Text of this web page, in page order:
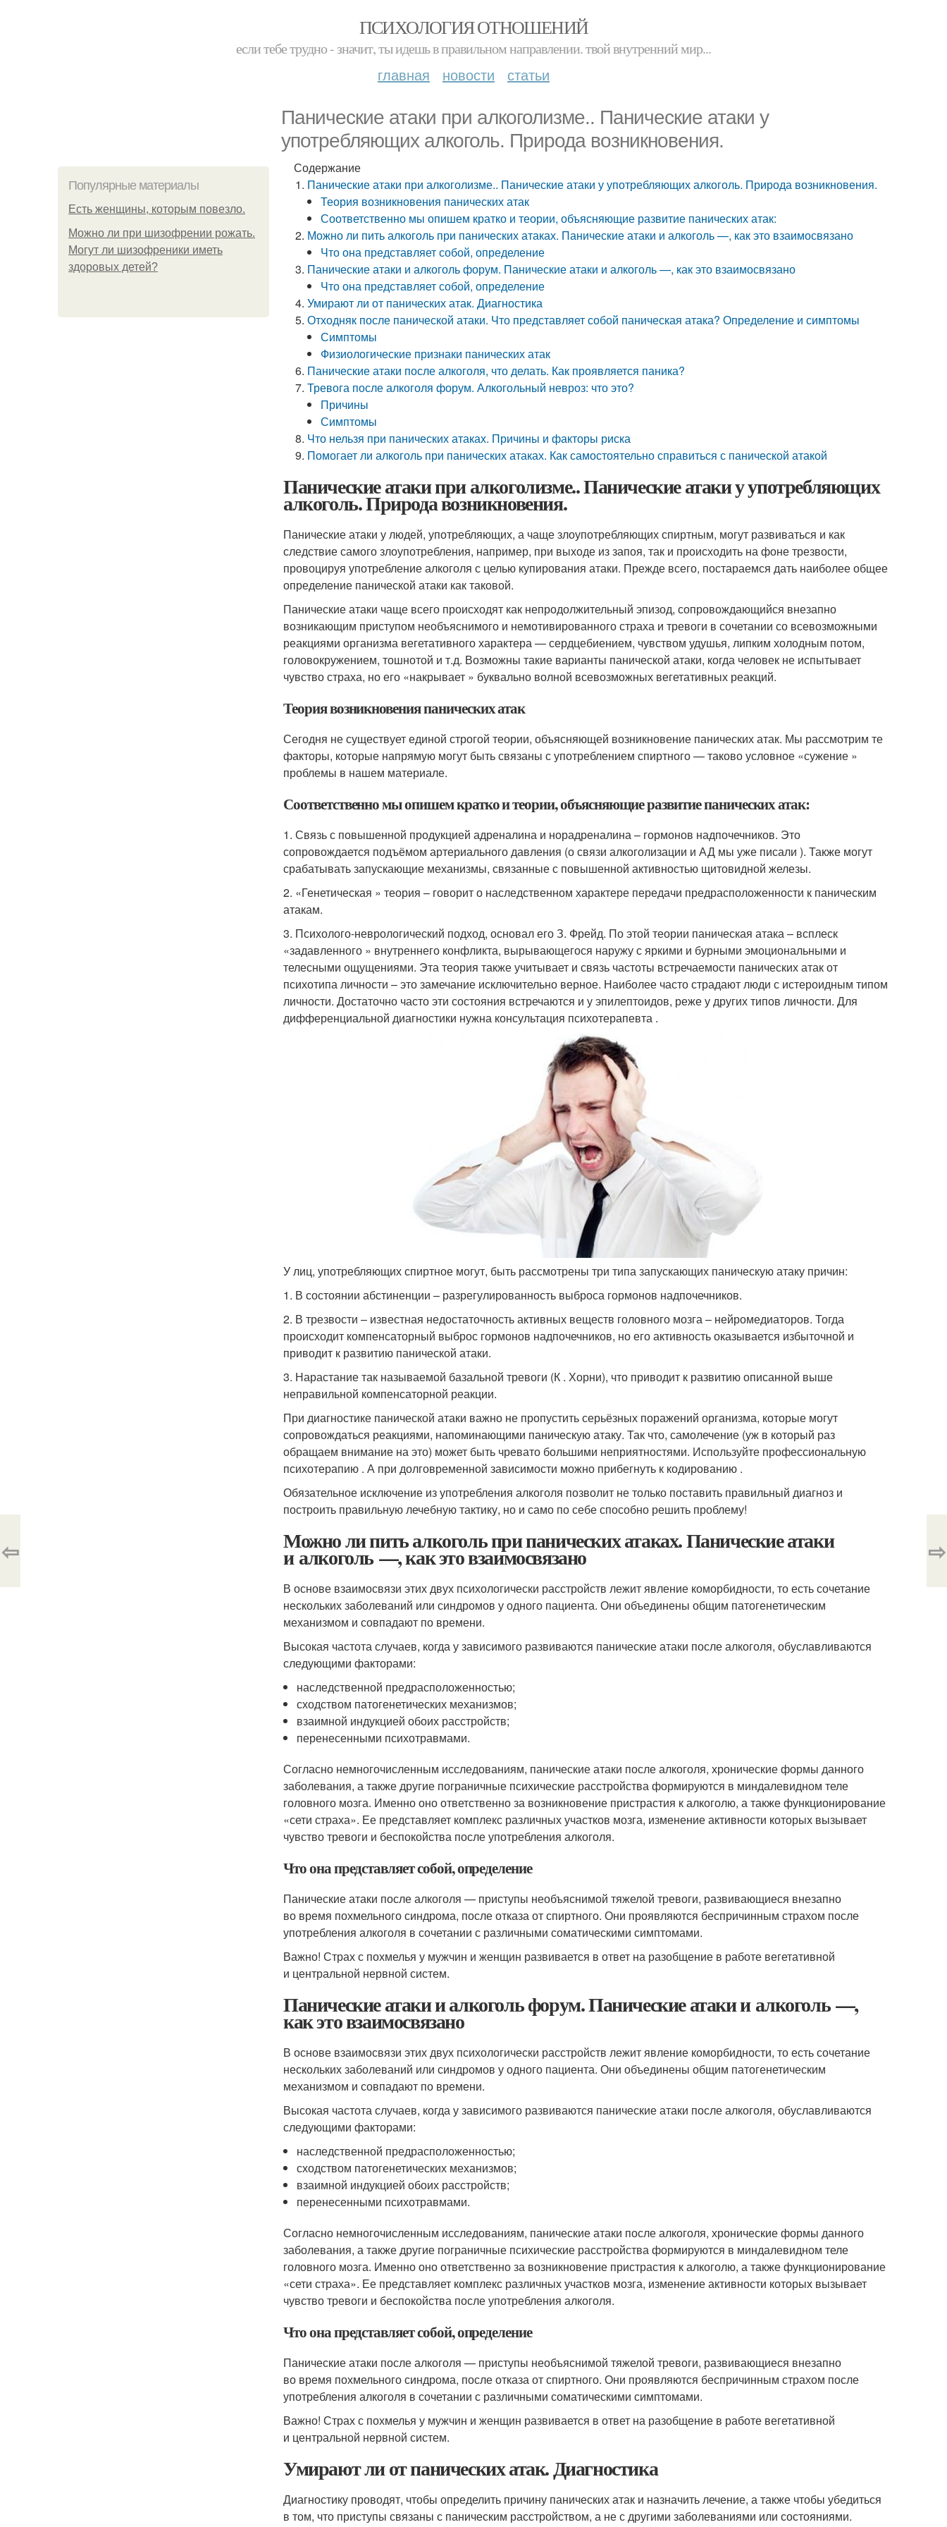
ПСИХОЛОГИЯ ОТНОШЕНИЙ
если тебе трудно - значит, ты идешь в правильном направлении. твой внутренний мир...
главная новости статьи
Панические атаки при алкоголизме.. Панические атаки у
употребляющих алкоголь. Природа возникновения.
Популярные материалы
Есть женщины, которым повезло.
Можно ли при шизофрении рожать.
Могут ли шизофреники иметь
здоровых детей?
Содержание
Панические атаки при алкоголизме.. Панические атаки у употребляющих алкоголь. Природа возникновения.
Теория возникновения панических атак
Соответственно мы опишем кратко и теории, объясняющие развитие панических атак:
Можно ли пить алкоголь при панических атаках. Панические атаки и алкоголь —, как это взаимосвязано
Что она представляет собой, определение
Панические атаки и алкоголь форум. Панические атаки и алкоголь —, как это взаимосвязано
Что она представляет собой, определение
Умирают ли от панических атак. Диагностика
Отходняк после панической атаки. Что представляет собой паническая атака? Определение и симптомы
Симптомы
Физиологические признаки панических атак
Панические атаки после алкоголя, что делать. Как проявляется паника?
Тревога после алкоголя форум. Алкогольный невроз: что это?
Причины
Симптомы
Что нельзя при панических атаках. Причины и факторы риска
Помогает ли алкоголь при панических атаках. Как самостоятельно справиться с панической атакой
Панические атаки при алкоголизме.. Панические атаки у употребляющих
алкоголь. Природа возникновения.
Панические атаки у людей, употребляющих, а чаще злоупотребляющих спиртным, могут развиваться и как
следствие самого злоупотребления, например, при выходе из запоя, так и происходить на фоне трезвости,
провоцируя употребление алкоголя с целью купирования атаки. Прежде всего, постараемся дать наиболее общее
определение панической атаки как таковой.
Панические атаки чаще всего происходят как непродолжительный эпизод, сопровождающийся внезапно
возникающим приступом необъяснимого и немотивированного страха и тревоги в сочетании со всевозможными
реакциями организма вегетативного характера — сердцебиением, чувством удушья, липким холодным потом,
головокружением, тошнотой и т.д. Возможны такие варианты панической атаки, когда человек не испытывает
чувство страха, но его «накрывает » буквально волной всевозможных вегетативных реакций.
Теория возникновения панических атак
Сегодня не существует единой строгой теории, объясняющей возникновение панических атак. Мы рассмотрим те
факторы, которые напрямую могут быть связаны с употреблением спиртного — таково условное «сужение »
проблемы в нашем материале.
Соответственно мы опишем кратко и теории, объясняющие развитие панических атак:
1. Связь с повышенной продукцией адреналина и норадреналина – гормонов надпочечников. Это
сопровождается подъёмом артериального давления (о связи алкоголизации и АД мы уже писали ). Также могут
срабатывать запускающие механизмы, связанные с повышенной активностью щитовидной железы.
2. «Генетическая » теория – говорит о наследственном характере передачи предрасположенности к паническим
атакам.
3. Психолого-неврологический подход, основал его З. Фрейд. По этой теории паническая атака – всплеск
«задавленного » внутреннего конфликта, вырывающегося наружу с яркими и бурными эмоциональными и
телесными ощущениями. Эта теория также учитывает и связь частоты встречаемости панических атак от
психотипа личности – это замечание исключительно верное. Наиболее часто страдают люди с истероидным типом
личности. Достаточно часто эти состояния встречаются и у эпилептоидов, реже у других типов личности. Для
дифференциальной диагностики нужна консультация психотерапевта .
У лиц, употребляющих спиртное могут, быть рассмотрены три типа запускающих паническую атаку причин:
1. В состоянии абстиненции – разрегулированность выброса гормонов надпочечников.
2. В трезвости – известная недостаточность активных веществ головного мозга – нейромедиаторов. Тогда
происходит компенсаторный выброс гормонов надпочечников, но его активность оказывается избыточной и
приводит к развитию панической атаки.
3. Нарастание так называемой базальной тревоги (К . Хорни), что приводит к развитию описанной выше
неправильной компенсаторной реакции.
При диагностике панической атаки важно не пропустить серьёзных поражений организма, которые могут
сопровождаться реакциями, напоминающими паническую атаку. Так что, самолечение (уж в который раз
обращаем внимание на это) может быть чревато большими неприятностями. Используйте профессиональную
психотерапию . А при долговременной зависимости можно прибегнуть к кодированию .
Обязательное исключение из употребления алкоголя позволит не только поставить правильный диагноз и
построить правильную лечебную тактику, но и само по себе способно решить проблему!
Можно ли пить алкоголь при панических атаках. Панические атаки
и алкоголь —, как это взаимосвязано
В основе взаимосвязи этих двух психологически расстройств лежит явление коморбидности, то есть сочетание
нескольких заболеваний или синдромов у одного пациента. Они объединены общим патогенетическим
механизмом и совпадают по времени.
Высокая частота случаев, когда у зависимого развиваются панические атаки после алкоголя, обуславливаются
следующими факторами:
наследственной предрасположенностью;
сходством патогенетических механизмов;
взаимной индукцией обоих расстройств;
перенесенными психотравмами.
Согласно немногочисленным исследованиям, панические атаки после алкоголя, хронические формы данного
заболевания, а также другие пограничные психические расстройства формируются в миндалевидном теле
головного мозга. Именно оно ответственно за возникновение пристрастия к алкоголю, а также функционирование
«сети страха». Ее представляет комплекс различных участков мозга, изменение активности которых вызывает
чувство тревоги и беспокойства после употребления алкоголя.
Что она представляет собой, определение
Панические атаки после алкоголя — приступы необъяснимой тяжелой тревоги, развивающиеся внезапно
во время похмельного синдрома, после отказа от спиртного. Они проявляются беспричинным страхом после
употребления алкоголя в сочетании с различными соматическими симптомами.
Важно! Страх с похмелья у мужчин и женщин развивается в ответ на разобщение в работе вегетативной
и центральной нервной систем.
Панические атаки и алкоголь форум. Панические атаки и алкоголь —,
как это взаимосвязано
В основе взаимосвязи этих двух психологически расстройств лежит явление коморбидности, то есть сочетание
нескольких заболеваний или синдромов у одного пациента. Они объединены общим патогенетическим
механизмом и совпадают по времени.
Высокая частота случаев, когда у зависимого развиваются панические атаки после алкоголя, обуславливаются
следующими факторами:
наследственной предрасположенностью;
сходством патогенетических механизмов;
взаимной индукцией обоих расстройств;
перенесенными психотравмами.
Согласно немногочисленным исследованиям, панические атаки после алкоголя, хронические формы данного
заболевания, а также другие пограничные психические расстройства формируются в миндалевидном теле
головного мозга. Именно оно ответственно за возникновение пристрастия к алкоголю, а также функционирование
«сети страха». Ее представляет комплекс различных участков мозга, изменение активности которых вызывает
чувство тревоги и беспокойства после употребления алкоголя.
Что она представляет собой, определение
Панические атаки после алкоголя — приступы необъяснимой тяжелой тревоги, развивающиеся внезапно
во время похмельного синдрома, после отказа от спиртного. Они проявляются беспричинным страхом после
употребления алкоголя в сочетании с различными соматическими симптомами.
Важно! Страх с похмелья у мужчин и женщин развивается в ответ на разобщение в работе вегетативной
и центральной нервной систем.
Умирают ли от панических атак. Диагностика
Диагностику проводят, чтобы определить причину панических атак и назначить лечение, а также чтобы убедиться
в том, что приступы связаны с паническим расстройством, а не с другими заболеваниями или состояниями.
⇦ ⇨